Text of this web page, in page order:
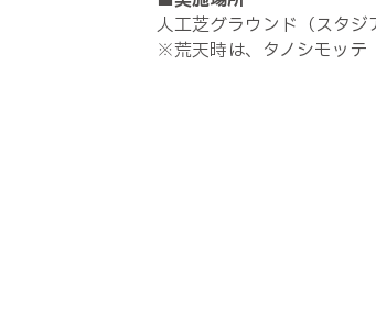
人工芝グラウンド（スタジ
※荒天時は、タノシモッテ